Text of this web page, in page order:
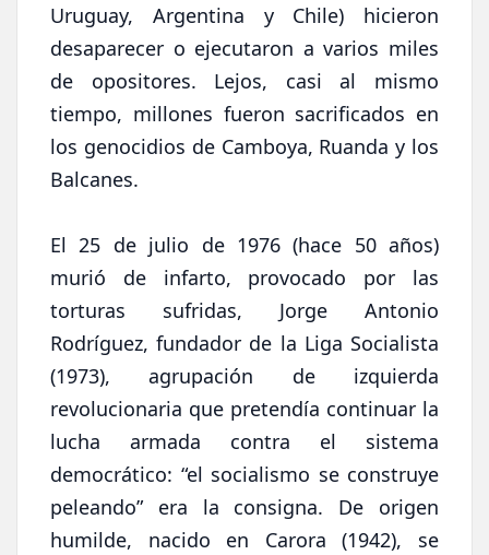
Uruguay, Argentina y Chile) hicieron
desaparecer o ejecutaron a varios miles
de opositores. Lejos, casi al mismo
tiempo, millones fueron sacrificados en
los genocidios de Camboya, Ruanda y los
Balcanes.
El 25 de julio de 1976 (hace 50 años)
murió de infarto, provocado por las
torturas sufridas, Jorge Antonio
Rodríguez, fundador de la Liga Socialista
(1973), agrupación de izquierda
revolucionaria que pretendía continuar la
lucha armada contra el sistema
democrático: “el socialismo se construye
peleando” era la consigna. De origen
humilde, nacido en Carora (1942), se